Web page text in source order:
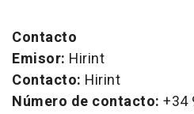
Contacto
Emisor: Hirint
Contacto: Hirint
Número de contacto: +34